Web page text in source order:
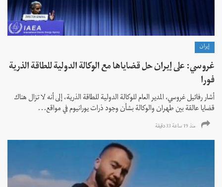
إيران
غروسي: على إيران حل قضاياها مع الوكالة الدولية للطاقة الذرية
فورا
أشار رفائيل غروسي، المدير العام للوكالة الدولية للطاقة الذرية، إلى أنه لا تزال هناك
قضايا عالقة بين طهران والوكالة بشأن وجود ذرات يورانيوم في مواقع...
منذ 19 ساعة 33 دقیقة